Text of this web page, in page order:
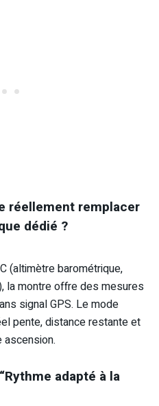
réellement remplacer
dédié ?
(altimètre barométrique,
la montre offre des mesures
signal GPS. Le mode
pente, distance restante et
adapté à la